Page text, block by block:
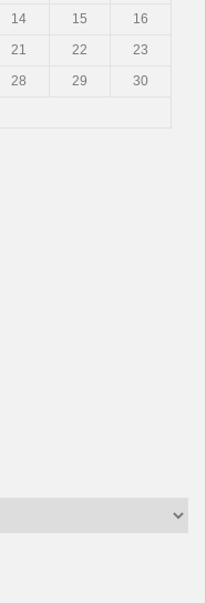
14 15
16
21 22
23
28 29
30